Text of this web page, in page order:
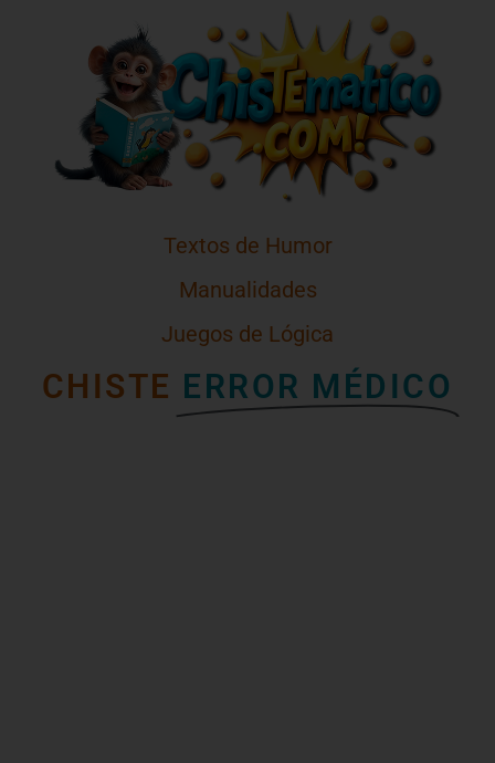
Textos de Humor
Manualidades
Juegos de Lógica
CHISTE ERROR MÉDICO